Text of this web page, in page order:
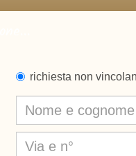
richiesta non